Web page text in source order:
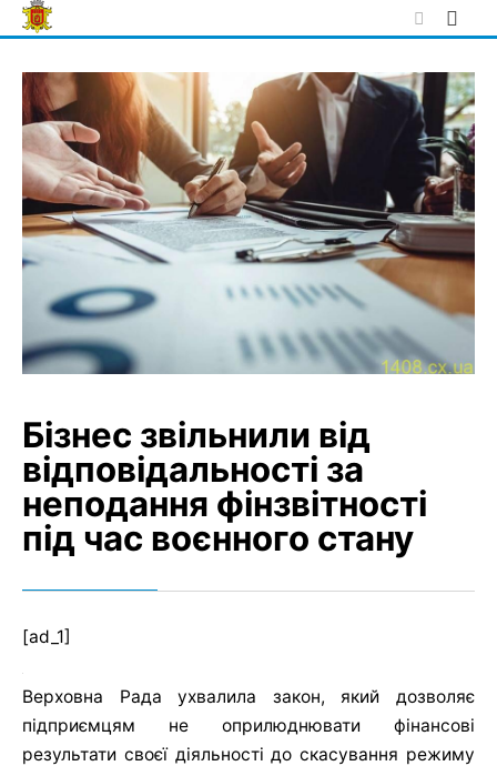
Skip
to
Бізнес звільнили від
відповідальності за
неподання фінзвітності
під час воєнного стану
[ad_1]
Верховна Рада ухвалила закон, який дозволяє
підприємцям не оприлюднювати фінансові
результати своєї діяльності до скасування режиму